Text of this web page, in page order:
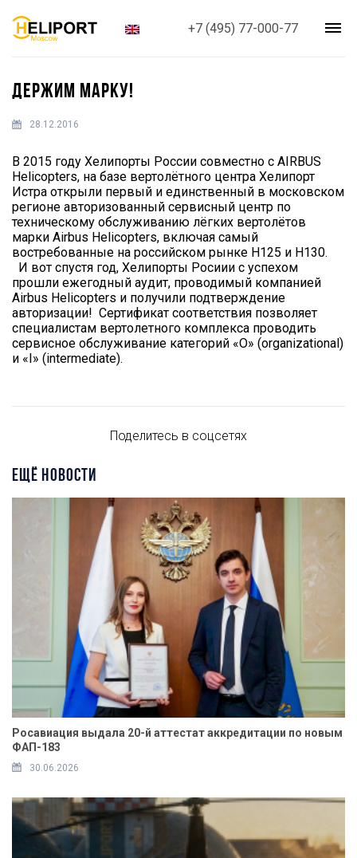
+7 (495) 77-000-77
ДЕРЖИМ МАРКУ!
28.12.2016
В 2015 году Хелипорты России совместно с AIRBUS
Helicopters, на базе вертолётного центра Хелипорт
Истра открыли первый и единственный в московском
регионе авторизованный сервисный центр по
техническому обслуживанию лёгких вертолётов
марки Airbus Helicopters, включая самый
востребованные на российском рынке Н125 и Н130.
И вот спустя год, Хелипорты Росиии с успехом
прошли ежегодный аудит, проводимый компанией
Airbus Helicopters и получили подтверждение
авторизации! Сертификат соответствия позволяет
специалистам вертолетного комплекса проводить
сервисное обслуживание категорий «O» (organizational)
и «I» (intermediate).
Поделитесь в соцсетях
ЕЩЁ НОВОСТИ
Росавиация выдала 20-й аттестат аккредитации по новым
ФАП-183
30.06.2026